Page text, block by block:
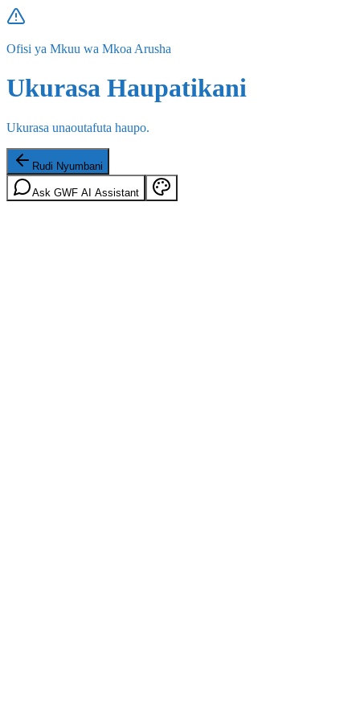
Ofisi ya Mkuu wa Mkoa Arusha
Ukurasa Haupatikani
Ukurasa unaoutafuta haupo.
Rudi Nyumbani
Ask GWF AI Assistant